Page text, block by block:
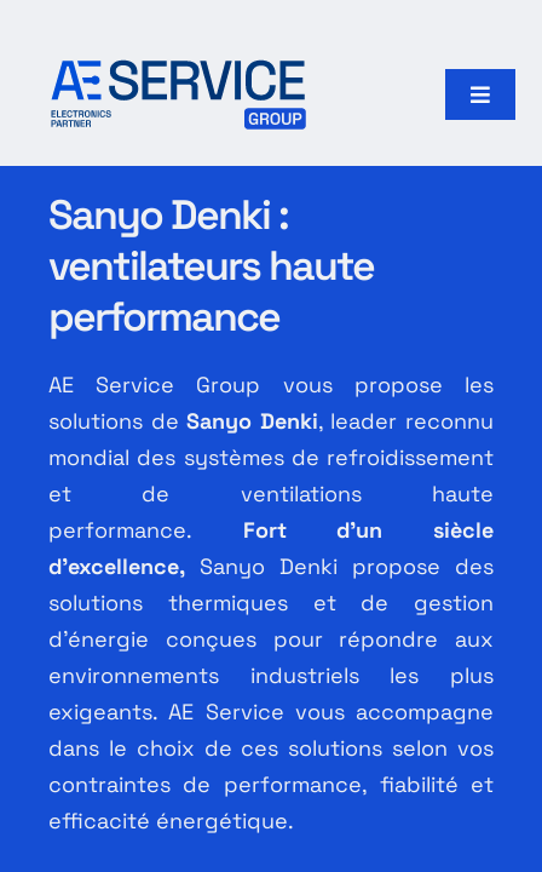
contenu
Toggle
Accueil
Produits
Fabricants
Notre groupe
Rechercher:
Français
Sanyo Denki :
ventilateurs haute
performance
AE Service Group vous propose les
solutions deSanyo Denki, leader reconnu
mondial des systèmes de refroidissement
et de ventilations haute
performance.
Fort d’un siècle
d’excellence,Sanyo Denki propose des
solutions thermiques et de gestion
d’énergie conçues pour répondre aux
environnements industriels les plus
exigeants.AE Service vous accompagne
dans le choix de ces solutions selon vos
contraintes de performance, fiabilité et
efficacité énergétique.